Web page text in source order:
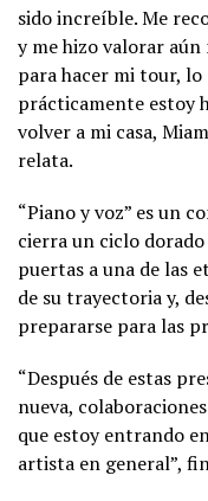
sido increíble. Me
y me hizo valorar aún
para hacer mi tour,
prácticamente estoy
volver a mi casa,
relata.
“Piano y voz” es un
cierra un ciclo dorado
puertas a una de las
de su trayectoria y,
prepararse para las
“Después de estas
nueva,
que estoy entrando
artista en general”,